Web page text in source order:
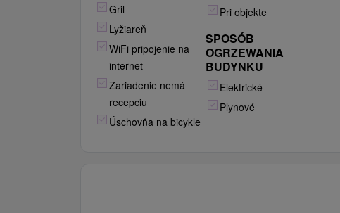
Gril
Lyžiareň
WiFi pripojenie na
internet
Zariadenie nemá
recepciu
Úschovňa na bicykle
Pri objekte
SPOSÓB
OGRZEWANIA
BUDYNKU
Elektrické
Plynové